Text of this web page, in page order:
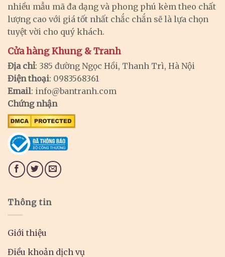
nhiều mẫu mã đa dạng và phong phú kèm theo chất
lượng cao với giá tốt nhất chắc chắn sẽ là lựa chọn
tuyệt vời cho quý khách.
Cửa hàng Khung & Tranh
Địa chỉ: 385 đường Ngọc Hồi, Thanh Trì, Hà Nội
Điện thoại: 0983568361
Email: info@bantranh.com
Chứng nhận
Thông tin
Giới thiệu
Điều khoản dịch vụ